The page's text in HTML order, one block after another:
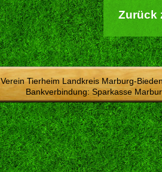
Zurück
Verein Tierheim Landkreis Marburg-
Bankverbindung: Sparkasse